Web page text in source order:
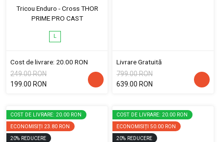
Tricou Enduro - Cross THOR
PRIME PRO CAST
L
Cost de livrare: 20.00 RON
249.00 RON
199.00 RON
Livrare Gratuită
799.00 RON
639.00 RON
COST DE LIVRARE: 20.00 RON
ECONOMISIȚI 23.80 RON
20% REDUCERE
COST DE LIVRARE: 20.00 RON
ECONOMISIȚI 50.00 RON
20% REDUCERE